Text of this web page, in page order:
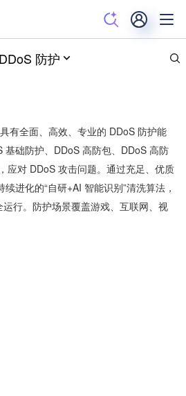
DDoS 防护
有全面、高效、专业的 DDoS 防护能
基础防护、DDoS 高防包、DDoS 高防
应对 DDoS 攻击问题。通过充足、优质
进化的“自研+AI 智能识别”清洗算法，
行。防护场景覆盖游戏、互联网、视